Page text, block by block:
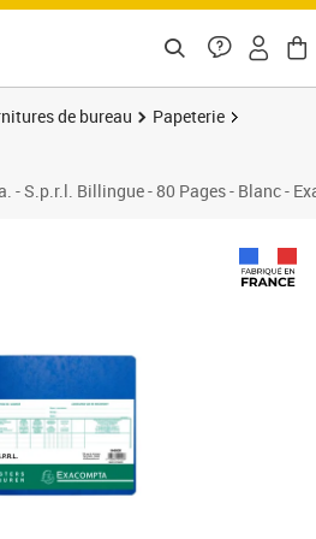
de bureau
Papeterie
- S.p.r.l. Billingue - 80 Pages - Blanc -